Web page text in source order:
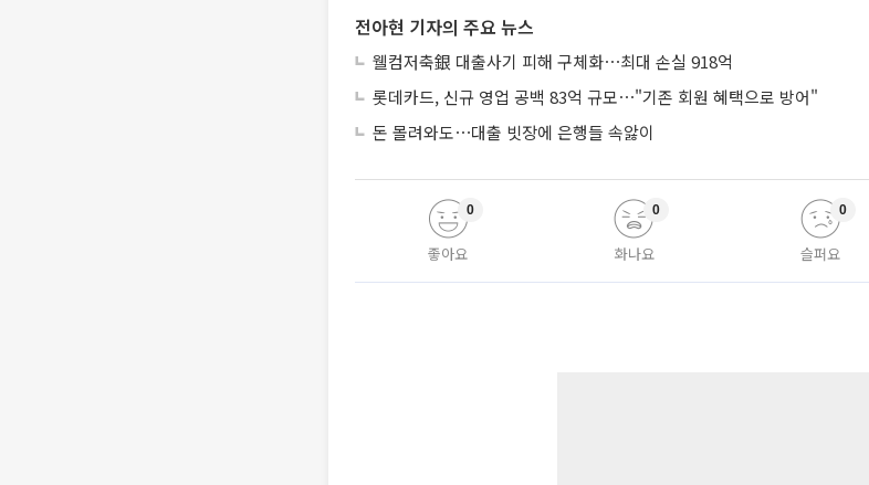
전아현 기자의 주요 뉴스
웰컴저축銀 대출사기 피해 구체화⋯최대 손실 918억
롯데카드, 신규 영업 공백 83억 규모⋯"기존 회원 혜택으로 방어"
돈 몰려와도⋯대출 빗장에 은행들 속앓이
좋아요
0
화나요
0
슬퍼요
0